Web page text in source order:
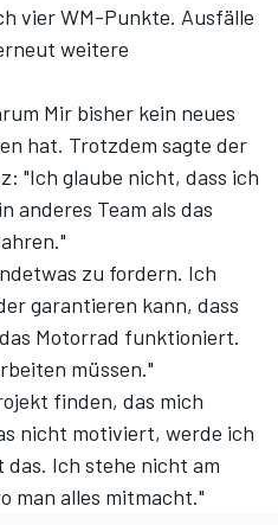
vier WM-Punkte. Ausfälle
weitere
Mir bisher kein neues
hat. Trotzdem sagte der
"Ich glaube nicht, dass ich
anderes Team als das
zu fordern. Ich
garantieren kann, dass
Motorrad funktioniert.
müssen."
finden, das mich
nicht motiviert, werde ich
Ich stehe nicht am
man alles mitmacht."